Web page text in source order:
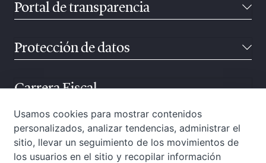
Portal de transparencia
Protección de datos
Carrera Fiscal
Atención ciudadana
Usamos cookies para mostrar contenidos
personalizados, analizar tendencias, administrar el
sitio, llevar un seguimiento de los movimientos de
los usuarios en el sitio y recopilar información